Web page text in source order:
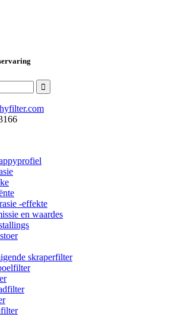
-effekte
en waardes
skraperfilter